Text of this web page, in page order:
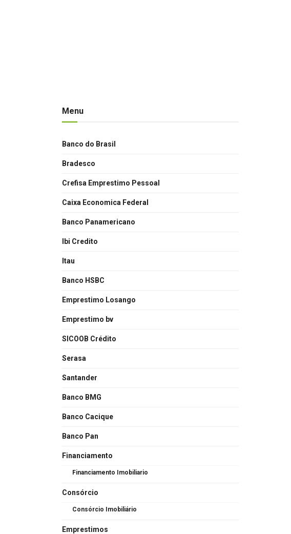
Menu
Banco do Brasil
Bradesco
Crefisa Emprestimo Pessoal
Caixa Economica Federal
Banco Panamericano
Ibi Credito
Itau
Banco HSBC
Emprestimo Losango
Emprestimo bv
SICOOB Crédito
Serasa
Santander
Banco BMG
Banco Cacique
Banco Pan
Financiamento
Financiamento Imobiliario
Consórcio
Consórcio Imobiliário
Emprestimos